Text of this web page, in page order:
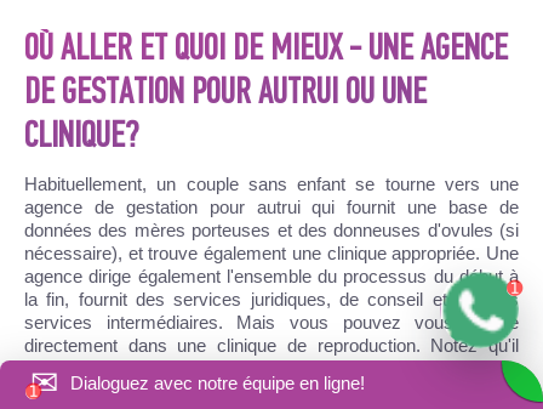
OÙ ALLER ET QUOI DE MIEUX - UNE AGENCE
DE GESTATION POUR AUTRUI OU UNE
CLINIQUE?
Habituellement, un couple sans enfant se tourne vers une
agence de gestation pour autrui qui fournit une base de
données des mères porteuses et des donneuses d'ovules (si
nécessaire), et trouve également une clinique appropriée. Une
agence dirige également l'ensemble du processus du début à
la fin, fournit des services juridiques, de conseil et d'autres
services intermédiaires. Mais vous pouvez vous rendre
directement dans une clinique de reproduction. Notez qu'il
existe des cliniques qui ne travaillent pas directement avec un
client, mais uniquement via une agence. Mais il y a aussi des
✉ Dialoguez avec notre équipe en ligne!